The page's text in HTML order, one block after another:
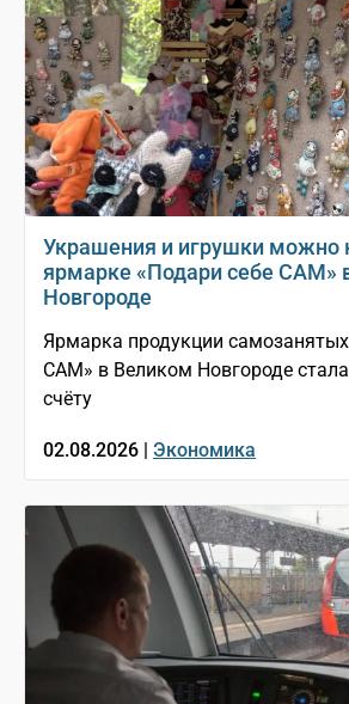
Украшения и игрушки можно
ярмарке «Подари себе САМ»
Новгороде
Ярмарка продукции
САМ» в Великом Новгороде
счёту
02.08.2026 | Экономика